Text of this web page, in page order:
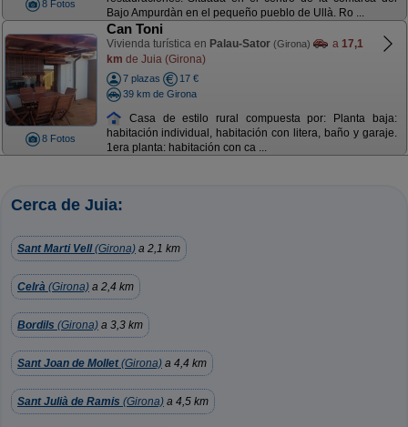
8 Fotos
Bajo Ampurdàn en el pequeño pueblo de Ullà. Ro ...
8 Fotos
Can Toni
Vivienda turística en Palau-Sator (Girona) a 17,1
km de Juia (Girona)
7 plazas
17 €
39 km de Girona
Casa de estilo rural compuesta por: Planta baja:
habitación individual, habitación con litera, baño y garaje.
1era planta: habitación con ca ...
Cerca de Juia:
Sant Marti Vell(Girona) a 2,1 km
Celrà (Girona) a 2,4 km
Bordils (Girona) a 3,3 km
Sant Joan de Mollet(Girona) a 4,4 km
Sant Julià de Ramis (Girona) a 4,5 km